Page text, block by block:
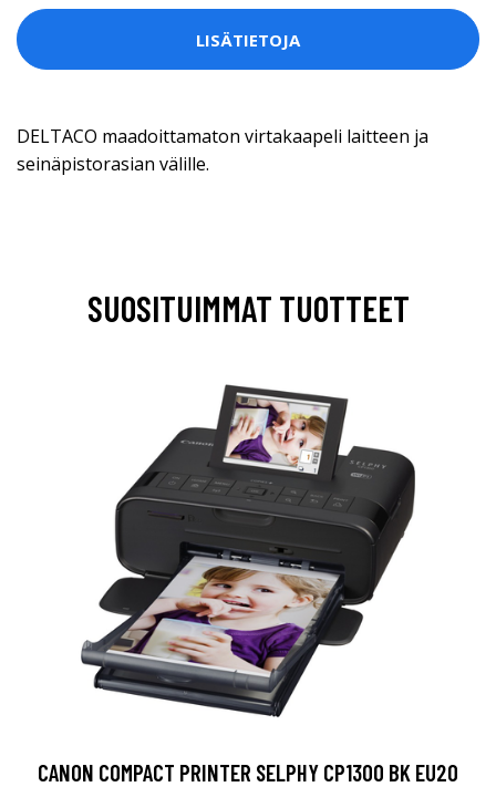
LISÄTIETOJA
DELTACO maadoittamaton virtakaapeli laitteen ja
seinäpistorasian välille.
SUOSITUIMMAT TUOTTEET
CANON COMPACT PRINTER SELPHY CP1300 BK EU20